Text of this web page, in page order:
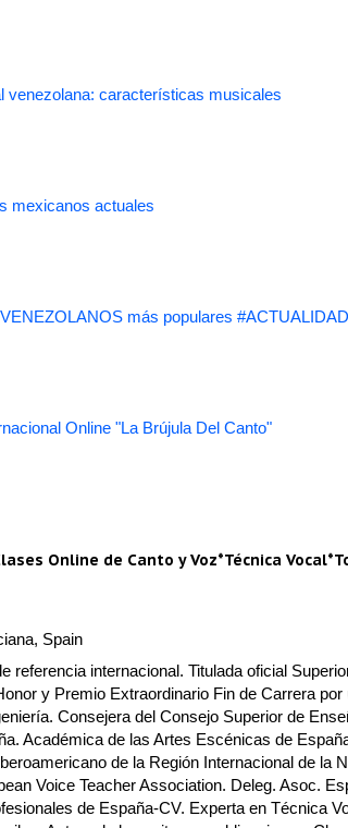
venezolana: características musicales
mexicanos actuales
más populares #ACTUALIDAD
Online "La Brújula Del Canto"
Online de Canto y Voz*Técnica
Spain
referencia internacional. Titulada oficial
y Premio Extraordinario Fin de Carrera por
Consejera del Consejo Superior de
Académica de las Artes Escénicas de
de la Región Internacional de la
Voice Teacher Association. Deleg. Asoc.
de España-CV. Experta en Técnica